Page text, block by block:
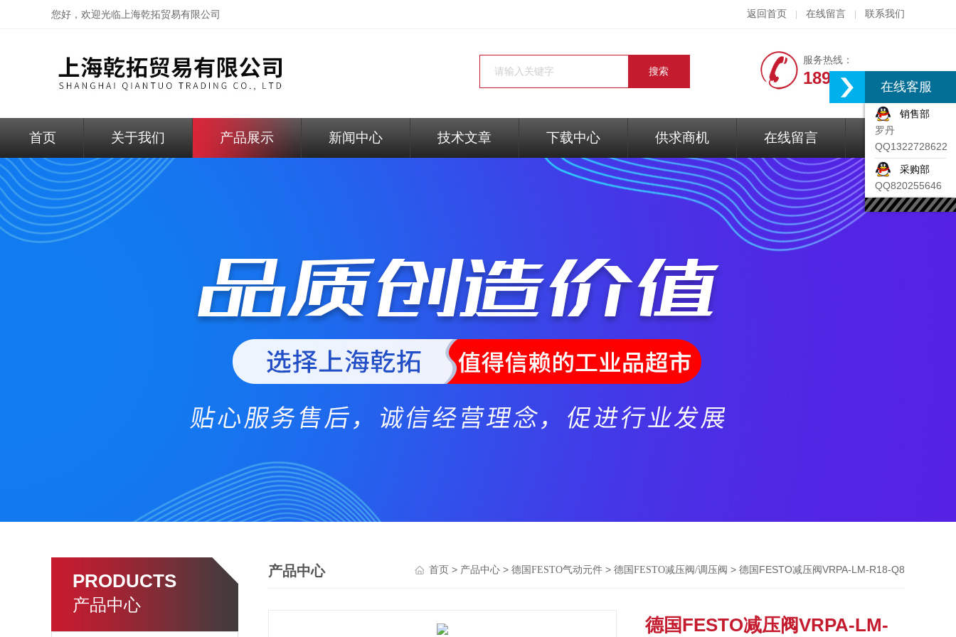
您好，欢迎光临上海乾拓贸易有限公司 返回首页 在线留言 联系我们
服务热线：
18917074297
首页 关于我们 产品展示 新闻中心 技术文章 下载中心 供求商机 在线留言 联系我们
PRODUCTS
产品中心
产品中心 首页 > 产品中心 > 德国FESTO气动元件 > 德国FESTO减压阀/调压阀 > 德国FESTO减压阀VRPA-LM-R18-Q8
德国FESTO减压阀VRPA-LM-
在线客服
销售部
罗丹
QQ1322728622
采购部
QQ820255646